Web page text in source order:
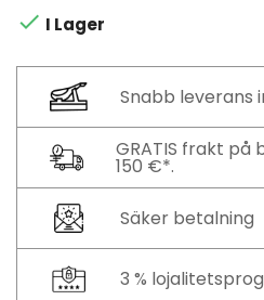
 I Lager
Snabb leverans
GRATIS frakt på
150 €*.
Säker betalning
3 %